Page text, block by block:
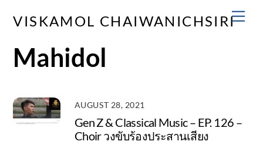
VISKAMOL CHAIWANICHSIRI
Mahidol
AUGUST 28, 2021
Gen Z & Classical Music – EP. 126 –
Choir วงขับร้องประสานเสียง